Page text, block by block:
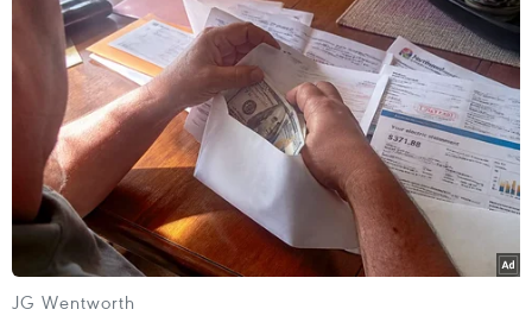
tỷ USD, qua đó trở thành tỷ phú tự thân trẻ tuổi nhất thế
JG Wentworth